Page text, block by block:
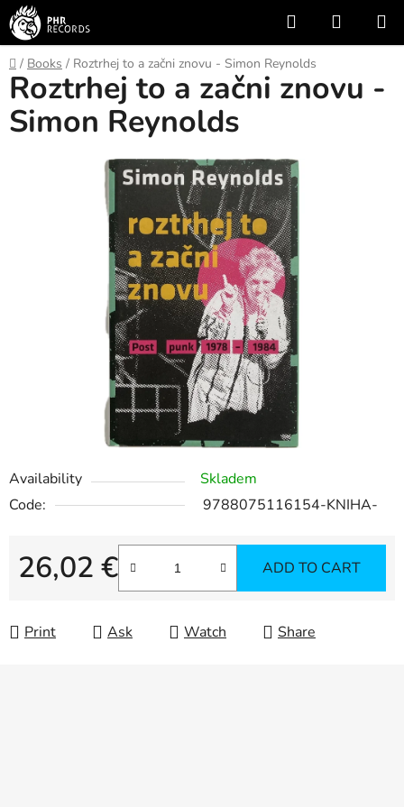
Skip
to
content
Search
CART
Home
/ Books / Roztrhej to a začni znovu - Simon Reynolds
Availability
Skladem
Code:
9788075116154-KNIHA-
26,02 € ADD TO CART
Print Ask Watch Share
Roztrhej to a začni znovu -
Simon Reynolds